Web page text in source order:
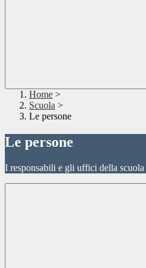
Home >
Scuola >
Le persone
Le persone
I responsabili e gli uffici della scuola